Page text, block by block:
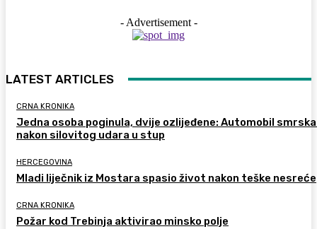
- Advertisement -
LATEST ARTICLES
CRNA KRONIKA
Jedna osoba poginula, dvije ozlijeđene: Automobil
nakon silovitog udara u stup
HERCEGOVINA
Mladi liječnik iz Mostara spasio život nakon teške nesreće
CRNA KRONIKA
Požar kod Trebinja aktivirao minsko polje